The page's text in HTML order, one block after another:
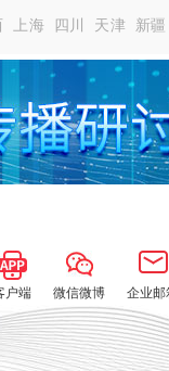
上海 四川 天津 新疆
户端 微信微博 企业邮